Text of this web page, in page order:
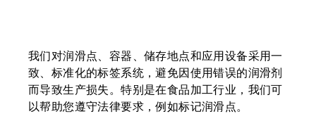
我们对润滑点、容器、储存地点和应用设备采用一
致、标准化的标签系统，避免因使用错误的润滑剂
而导致生产损失。特别是在食品加工行业，我们可
以帮助您遵守法律要求，例如标记润滑点。